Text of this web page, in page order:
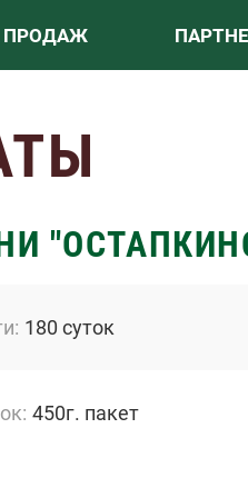
ПРОДАЖ
180 суток
450г. пакет